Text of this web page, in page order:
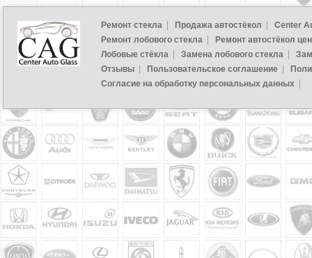
Ремонт стекла Продажа автостёкол
Center
Ремонт лобового стекла
Ремонт автостёкол
Лобовые стёкла
Замена лобового стекла
Отзывы
Пользовательское соглашение
Согласие на обработку персональных данных